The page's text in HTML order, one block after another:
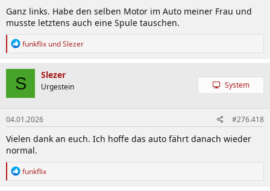
Ganz links. Habe den selben Motor im Auto meiner Frau und
musste letztens auch eine Spule tauschen.
R
k
t
i
o
n
e
n
:
funkflix undSlezer
S Slezer
Urgestein System
04.01.2026 #276.418
Vielen dank an euch. Ich hoffe das auto fährt danach wieder
normal.
R
funkflix